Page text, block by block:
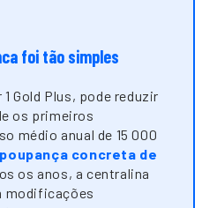
foi tão simples
Gold Plus, pode reduzir
os primeiros
médio anual de 15 000
poupança concreta de
os anos, a centralina
modificações